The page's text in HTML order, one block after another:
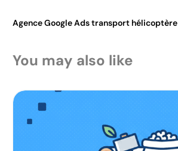
Agence Google Ads transport hélicoptère
You may also like